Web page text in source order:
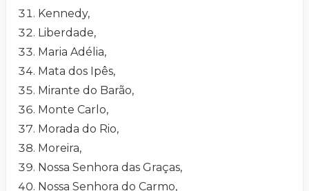
Kennedy,
Liberdade,
Maria Adélia,
Mata dos Ipês,
Mirante do Barão,
Monte Carlo,
Morada do Rio,
Moreira,
Nossa Senhora das Graças,
Nossa Senhora do Carmo,